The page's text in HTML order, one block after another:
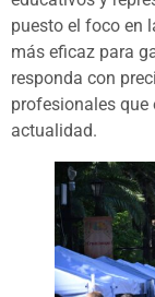
puesto el foco en
más eficaz para
responda con
profesionales que
actualidad.